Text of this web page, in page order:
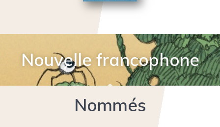
Nouvelle francophone
Nommés